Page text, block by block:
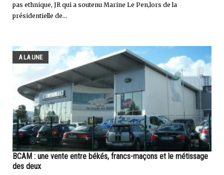
pas ethnique, JR qui a soutenu Marine Le Pen,lors de la
présidentielle de...
A LA UNE
BCAM : une vente entre békés, francs-maçons et le métissage
des deux